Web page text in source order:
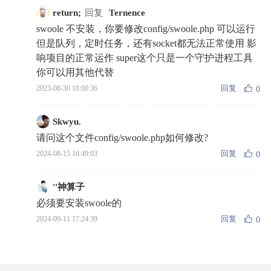
return; 回复 Ternence
swoole 不安装，你要修改config/swoole.php 可以运行
但是队列，定时任务，还有socket都无法正常使用 影
响项目的正常运作 super这个只是一个守护进程工具
你可以用其他代替
2023-08-30 18:00:36 回复 0
Skwyu.
请问这个文件config/swoole.php如何修改?
2024-08-15 16:49:03 回复 0
''神算子
必须要安装swoole的
2024-09-11 17:24:39 回复 0